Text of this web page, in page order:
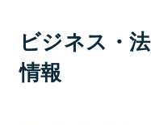
ビジネス・
情報